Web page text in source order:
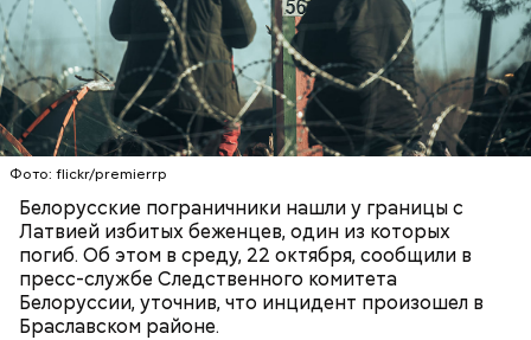
Фото: flickr/premierrp
Белорусские пограничники нашли у границы с
Латвией избитых беженцев, один из которых
погиб. Об этом в среду, 22 октября, сообщили в
пресс-службе Следственного комитета
Белоруссии, уточнив, что инцидент произошел в
Браславском районе.
К тому же здесь водятся редкие виды животных и
других растений, которых в мире больше нигде не
встретить. На Сокотре также есть горы,
известняковое плато и прибрежные равнины,
которые дополняют «внеземную» атмосферу.